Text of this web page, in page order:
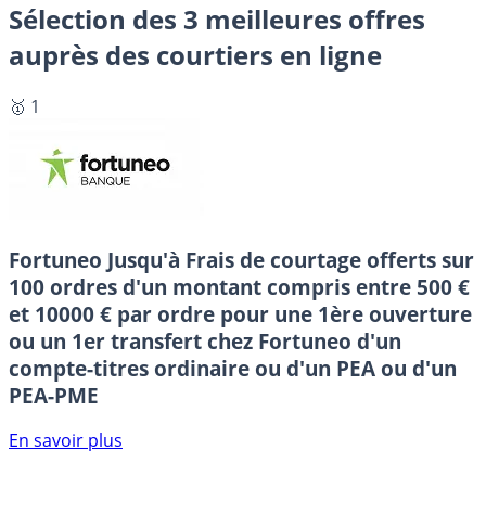
Sélection des 3 meilleures offres
auprès des courtiers en ligne
🥇 1
Fortuneo Jusqu'à Frais de courtage offerts sur
100 ordres d'un montant compris entre 500 €
et 10000 € par ordre pour une 1ère ouverture
ou un 1er transfert chez Fortuneo d'un
compte-titres ordinaire ou d'un PEA ou d'un
PEA-PME
En savoir plus